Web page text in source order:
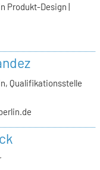
Produkt-Design |
Qualifikationsstelle